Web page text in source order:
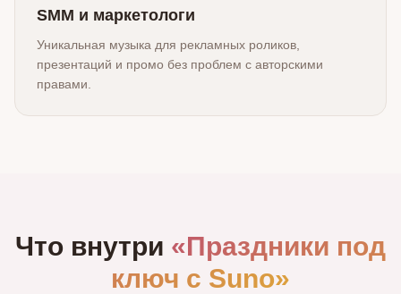
SMM и маркетологи
Уникальная музыка для рекламных роликов,
презентаций и промо без проблем с авторскими
правами.
Что внутри «Праздники под
ключ с Suno»